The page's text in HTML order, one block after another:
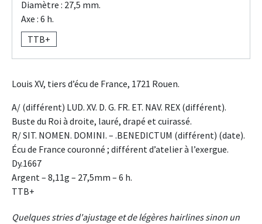
Diamètre : 27,5 mm.
Axe : 6 h.
TTB+
Louis XV, tiers d’écu de France, 1721 Rouen.
A/ (différent) LUD. XV. D. G. FR. ET. NAV. REX (différent).
Buste du Roi à droite, lauré, drapé et cuirassé.
R/ SIT. NOMEN. DOMINI. – .BENEDICTUM (différent) (date).
Écu de France couronné ; différent d’atelier à l’exergue.
Dy.1667
Argent – 8,11g – 27,5mm – 6 h.
TTB+
Quelques stries d'ajustage et de légères hairlines sinon un